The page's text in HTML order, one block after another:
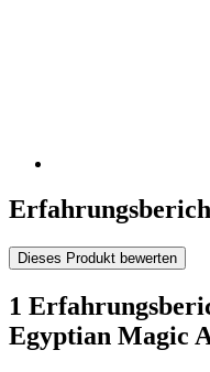
Dieses Produkt bewerten
1
Egyptian Magic